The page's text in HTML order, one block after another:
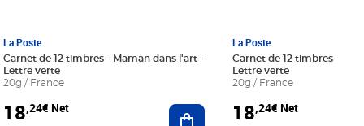
au panier
La Poste
Carnet de 12 timbres - Maman dans l'art -
Lettre verte
20g / France
18,24€ Net Ajouter au panier
La Poste
Carnet de 12 timbres - Le
Lettre verte
20g / France
18,24€ Net